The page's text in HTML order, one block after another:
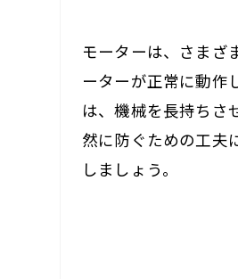
モーターは、さまざ
ーターが正常に動作
は、機械を長持ちさ
然に防ぐための工夫
しましょう。